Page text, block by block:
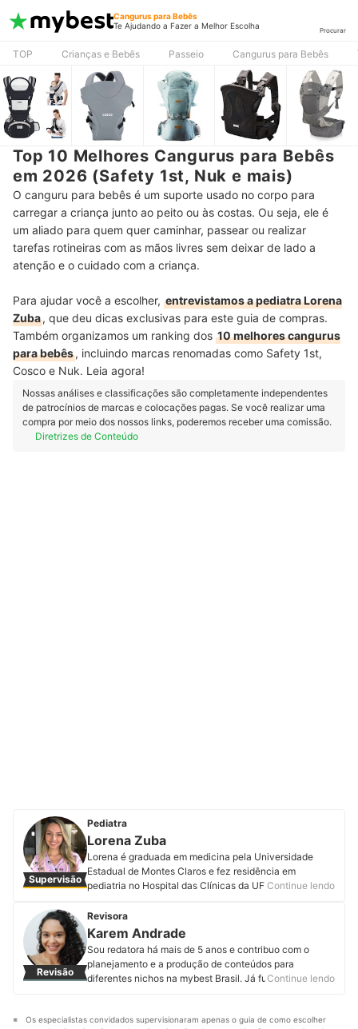
Cangurus para Bebês
Te Ajudando a Fazer a Melhor Escolha
Procurar
TOP Crianças e Bebês Passeio Cangurus para Bebês
Top 10 Melhores Cangurus para Bebês
em 2026 (Safety 1st, Nuk e mais)
O canguru para bebês é um suporte usado no corpo para
carregar a criança junto ao peito ou às costas. Ou seja, ele é
um aliado para quem quer caminhar, passear ou realizar
tarefas rotineiras com as mãos livres sem deixar de lado a
atenção e o cuidado com a criança.
Para ajudar você a escolher, entrevistamos a pediatra Lorena
Zuba, que deu dicas exclusivas para este guia de compras.
Também organizamos um ranking dos 10 melhores cangurus
para bebês, incluindo marcas renomadas como Safety 1st,
Cosco e Nuk. Leia agora!
Nossas análises e classificações são completamente independentes
de patrocínios de marcas e colocações pagas. Se você realizar uma
compra por meio dos nossos links, poderemos receber uma comissão.
Diretrizes de Conteúdo
Supervisão
Pediatra
Lorena Zuba
Lorena é graduada em medicina pela Universidade
Estadual de Montes Claros e fez residência em
pediatria no Hospital das Clínicas da UFMG. Tem como
realizando o acompanhamento de rotina e levando
informação de qualidade para as famílias. Além de
atender crianças presencialmente e online, organiza
cursos para gestantes e produz conteúdo para a
internet com o objetivo de traduzir dados científicos de
uma forma prática e acessível para todos. Conheça
YouTube e no site Ped com amor.
Continue lendo
Revisão
Revisora
Karem Andrade
Sou redatora há mais de 5 anos e contribuo com o
planejamento e a produção de conteúdos para
diferentes nichos na mybest Brasil. Já fui professora,
mesma instituição. Também desenvolvo projetos em
Continue lendo
Os especialistas convidados supervisionaram apenas o guia de como escolher